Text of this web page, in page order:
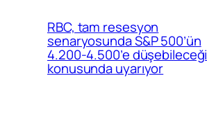
RBC, tam resesyon
senaryosunda S&P 500’ün
4.200-4.500’e düşebileceği
konusunda uyarıyor